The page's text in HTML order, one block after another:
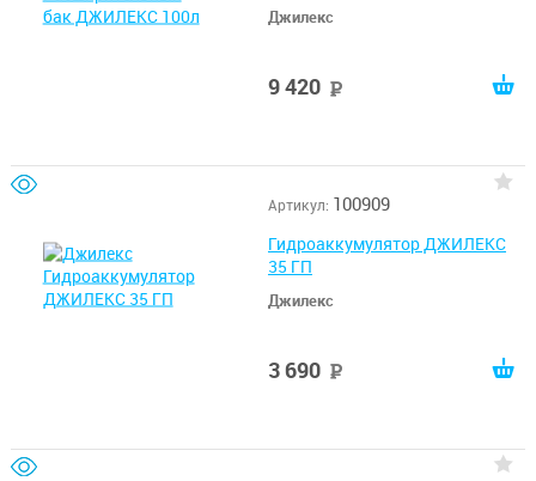
Джилекс
9 420
Артикул: 100909
Гидроаккумулятор ДЖИЛЕКС
35 ГП
Джилекс
3 690